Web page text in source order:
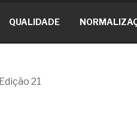
concreto de obras
QUALIDADE
Edição 21